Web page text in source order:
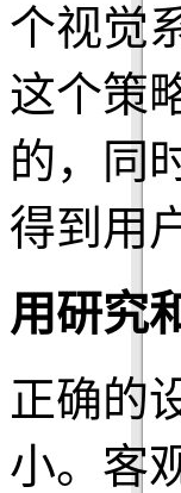
个视觉
这个策
的，同
得到用
用研究
正确的
小。客